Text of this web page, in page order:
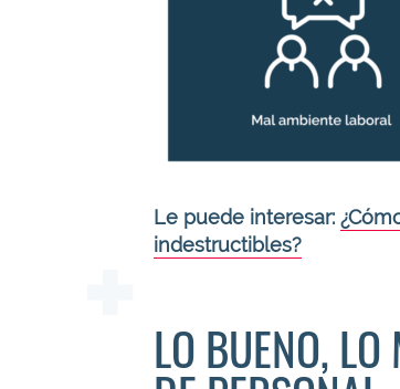
Le puede interesar:
indestructibles?
LO BUENO,